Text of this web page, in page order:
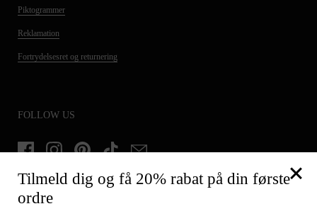
Piktogrammer
Reklamation
Fortrydelsesret og returnering
FOLLOW US
TILMELD DIG OG FÅ 20% PÅ DIN FØRSTE ORDRE
Tilmeld dig og få 20% rabat på din første
ordre